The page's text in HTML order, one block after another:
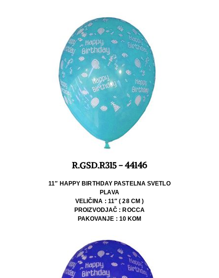
R.GSD.R315 - 44146
11″ HAPPY BIRTHDAY PASTELNA SVETLO
PLAVA
VELIČINA : 11″ ( 28 CM )
PROIZVODJAČ : ROCCA
PAKOVANJE : 10 KOM